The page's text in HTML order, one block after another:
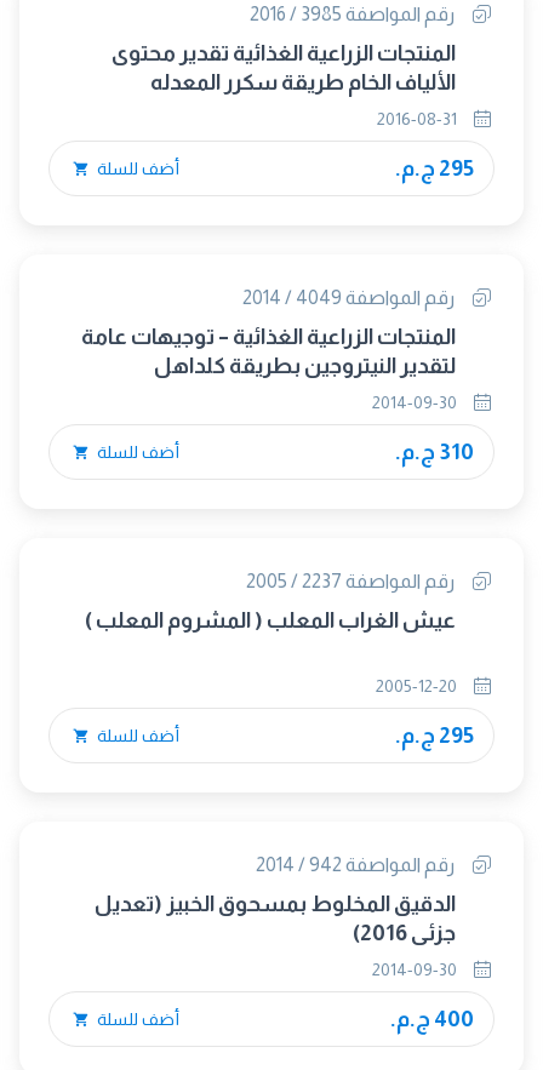
رقم المواصفة 3985 / 2016
المنتجات الزراعية الغذائية تقدير محتوى
الألياف الخام طريقة سكرر المعدله
295 ج.م. أضف للسلة
رقم المواصفة 4049 / 2014
المنتجات الزراعية الغذائية – توجيهات عامة
لتقدير النيتروجين بطريقة كلداهل
310 ج.م. أضف للسلة
رقم المواصفة 2237 / 2005
عيش الغراب المعلب ( المشروم المعلب )
295 ج.م. أضف للسلة
رقم المواصفة 942 / 2014
الدقيق المخلوط بمسحوق الخبيز (تعديل
جزئى 2016)
400 ج.م. أضف للسلة